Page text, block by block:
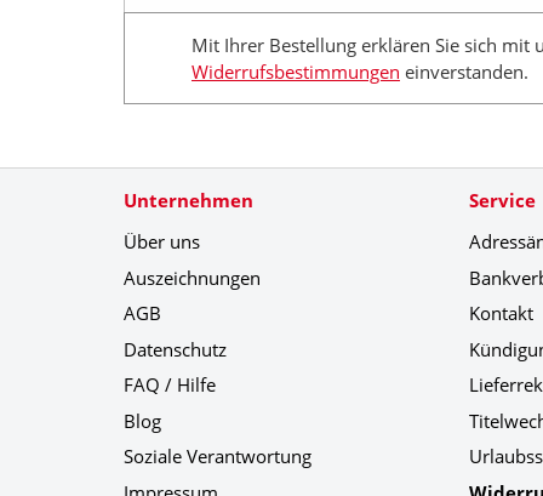
Mit Ihrer Bestellung erklären Sie sich mit
Widerrufsbestimmungen einverstanden.
Unternehmen
Über uns
Auszeichnungen
AGB
Datenschutz
FAQ / Hilfe
Blog
Soziale Verantwortung
Service
Kontakt